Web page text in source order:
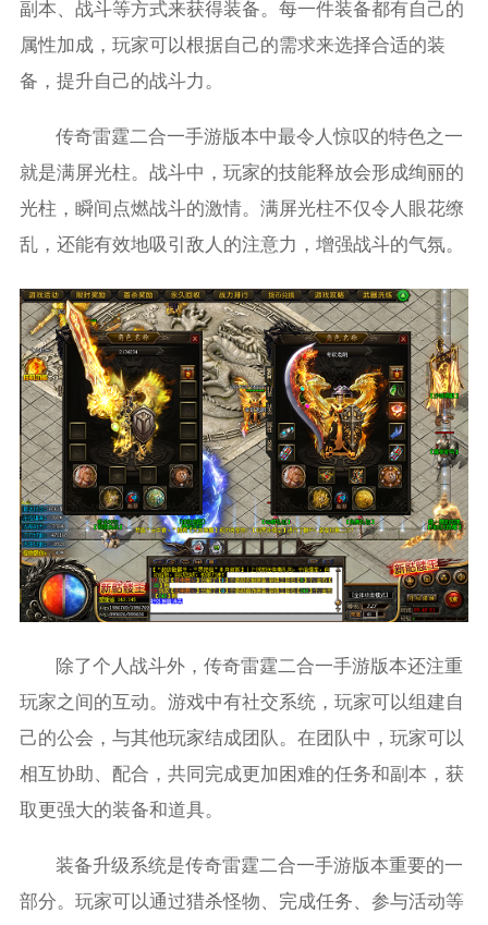
副本、战斗等方式来获得装备。每一件装备都有自己的
属性加成，玩家可以根据自己的需求来选择合适的装
备，提升自己的战斗力。
传奇雷霆二合一手游版本中最令人惊叹的特色之一
就是满屏光柱。战斗中，玩家的技能释放会形成绚丽的
光柱，瞬间点燃战斗的激情。满屏光柱不仅令人眼花缭
乱，还能有效地吸引敌人的注意力，增强战斗的气氛。
除了个人战斗外，传奇雷霆二合一手游版本还注重
玩家之间的互动。游戏中有社交系统，玩家可以组建自
己的公会，与其他玩家结成团队。在团队中，玩家可以
相互协助、配合，共同完成更加困难的任务和副本，获
取更强大的装备和道具。
装备升级系统是传奇雷霆二合一手游版本重要的一
部分。玩家可以通过猎杀怪物、完成任务、参与活动等